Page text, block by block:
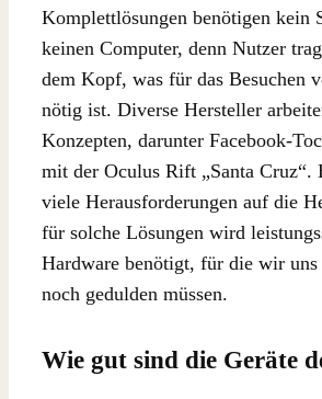
Komplettlösungen benötigen kein
keinen Computer, denn Nutzer
dem Kopf, was für das Besuchen
nötig ist. Diverse Hersteller
Konzepten, darunter Facebook-
mit der Oculus Rift „Santa Cruz“.
viele Herausforderungen auf die
für solche Lösungen wird
Hardware benötigt, für die wir uns
noch gedulden müssen.
Wie gut sind die Geräte